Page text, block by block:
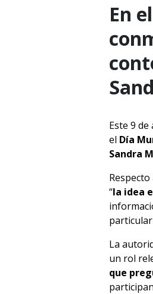
En
Este 9
el Día
Sandra
“la idea
La
un rol
que